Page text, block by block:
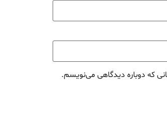
که دوباره دیدگاهی می‌نویسم.